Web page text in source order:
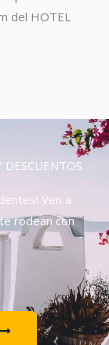
del HOTEL
Ven a
rodean con